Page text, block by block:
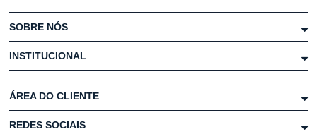
SOBRE NÓS
INSTITUCIONAL
ÁREA DO CLIENTE
REDES SOCIAIS